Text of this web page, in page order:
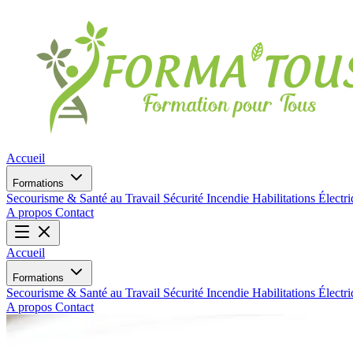
Accueil
Formations
Secourisme & Santé au Travail Sécurité Incendie Habilitations
A propos Contact
Accueil
Formations
Secourisme & Santé au Travail Sécurité Incendie Habilitations
A propos Contact